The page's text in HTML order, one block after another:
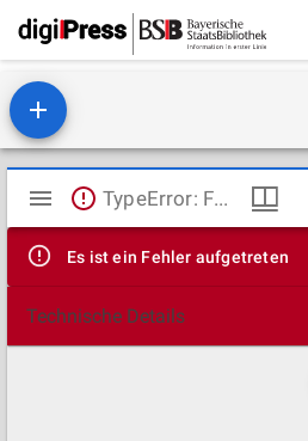
Mirador
Viewer
TypeError: Failed to fetch
Es ist ein Fehler aufgetreten
Technische Details